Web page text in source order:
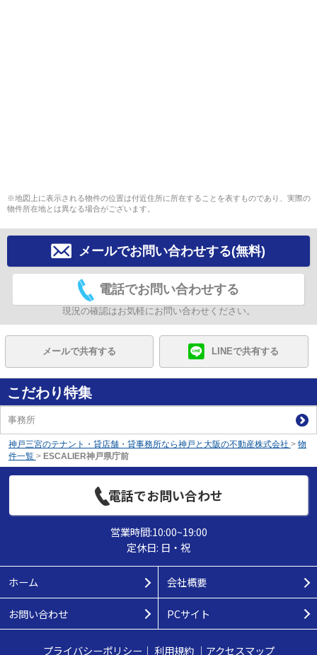
※地図上に表示される物件の位置は付近住所に所在することを表すものであり、実際の
物件所在地とは異なる場合がございます。
メールでお問い合わせする(無料)
電話でお問い合わせする
現況の確認はお気軽にお問い合わせください。
メールで共有する LINEで共有する
こだわり特集
事務所
神戸三宮のテナント・貸店舗・貸事務所なら神戸と大阪の不動産株式会社 > 物
件一覧 > ESCALIER神戸県庁前
電話でお問い合わせ
営業時間:10:00~19:00
定休日: 日・祝
ホーム 会社概要
お問い合わせ PCサイト
プライバシーポリシー ｜ 利用規約｜ アクセスマップ